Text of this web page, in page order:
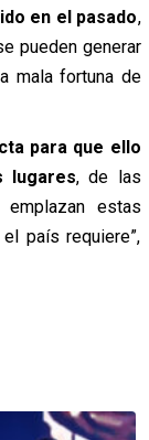
en el pasado,
pueden generar
mala fortuna de
para que ello
lugares, de las
estas
país requiere”,